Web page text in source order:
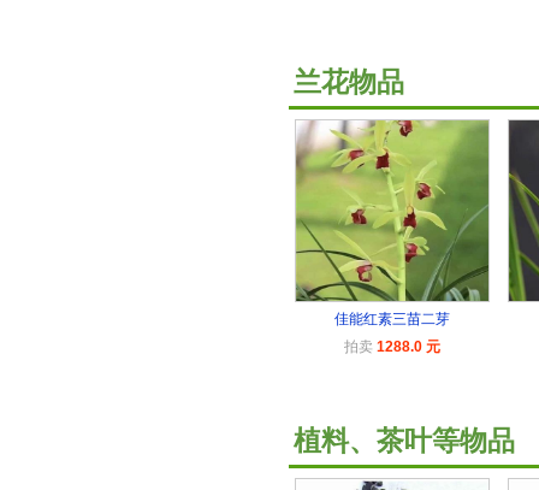
兰花物品
佳能红素三苗二芽
拍卖 1288.0 元
植料、茶叶等物品